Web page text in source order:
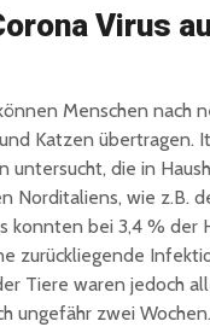
Virus
Menschen nach
Katzen übertragen.
untersucht, die in
wie z.B.
konnten bei 3,4 % der
zurückliegende
Tiere waren jedoch
ungefähr zwei Wochen.